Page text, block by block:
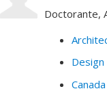
Doctorante,
Canada